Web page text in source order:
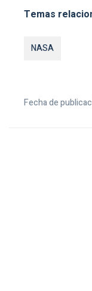
Temas
NASA
Fecha de